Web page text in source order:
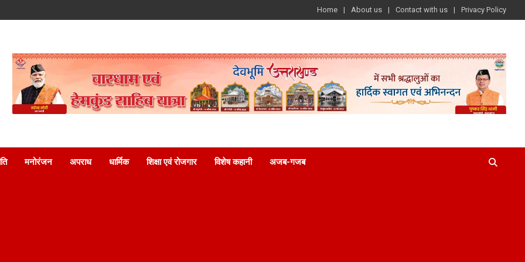
Home About us Contact with us Privacy Policy
मनोरंजन अपराध धार्मिक शिक्षा एवं रोजगार विशेष कहानी अजब-गजब